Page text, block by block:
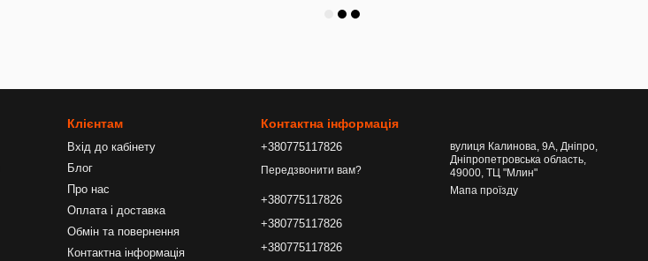
Клієнтам
Вхід до кабінету
Блог
Про нас
Оплата і доставка
Обмін та повернення
Контактна інформація
Контактна інформація
+380775117826
Передзвонити вам?
+380775117826
+380775117826
+380775117826
вулиця Калинова, 9А, Дніпро,
Дніпропетровська область,
49000, ТЦ "Млин"
Мапа проїзду